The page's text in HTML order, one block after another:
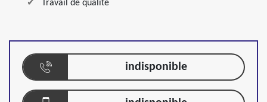
Travail de qualité
indisponible